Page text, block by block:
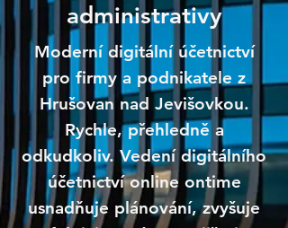
administrativy
Moderní digitální účetnictví
pro firmy a podnikatele z
Hrušovan nad Jevišovkou.
Rychle, přehledně a
odkudkoliv. Vedení digitálního
účetnictví online ontime
usnadňuje plánování, zvyšuje